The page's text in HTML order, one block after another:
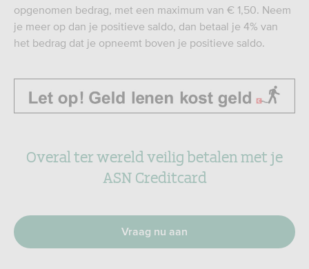
opgenomen bedrag, met een maximum van € 1,50. Neem
je meer op dan je positieve saldo, dan betaal je 4% van
het bedrag dat je opneemt boven je positieve saldo.
Overal ter wereld veilig betalen met je
ASN Creditcard
Vraag nu aan